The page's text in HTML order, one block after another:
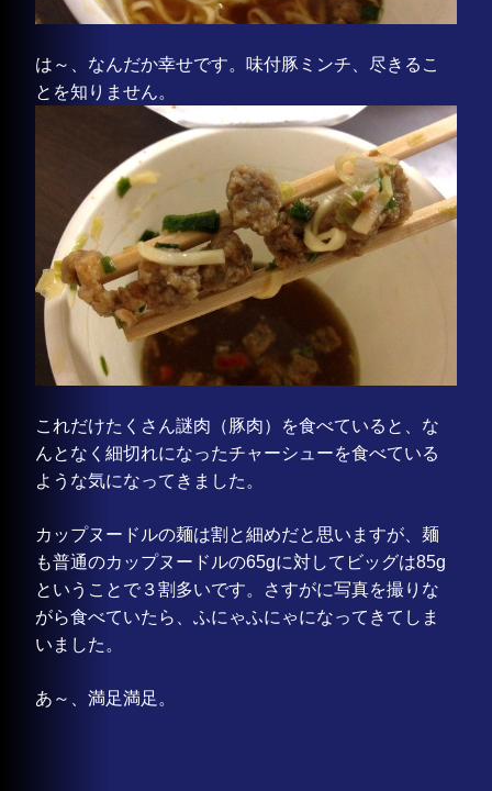
は～、なんだか幸せです。味付豚ミンチ、尽きるこ
とを知りません。
これだけたくさん謎肉（豚肉）を食べていると、な
んとなく細切れになったチャーシューを食べている
ような気になってきました。
カップヌードルの麺は割と細めだと思いますが、麺
も普通のカップヌードルの65gに対してビッグは85g
ということで３割多いです。さすがに写真を撮りな
がら食べていたら、ふにゃふにゃになってきてしま
いました。
あ～、満足満足。